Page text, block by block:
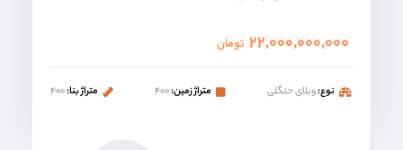
۲۲,۰۰۰,۰۰۰,۰۰۰ تومان
نوع:ویلای حنگلی متراژ زمین:۴۰۰ متراژ بنا:۴۰۰